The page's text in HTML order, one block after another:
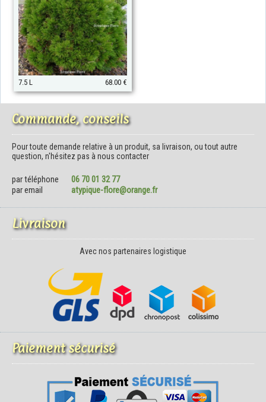
7.5 L 68.00 €
Commande, conseils
Pour toute demande relative à un produit, sa livraison, ou tout autre
question, n'hésitez pas à nous contacter
par téléphone
06 70 01 32 77
par email
atypique-flore@orange.fr
Livraison
Avec nos partenaires logistique
Paiement sécurisé